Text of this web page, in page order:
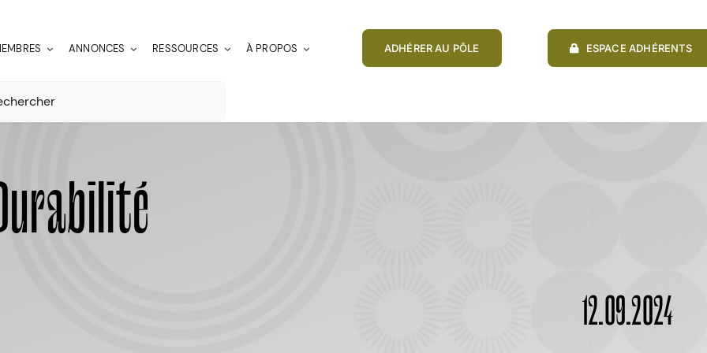
ANNONCES RESSOURCES À PROPOS ADHÉRER AU PÔLE ESPACE ADHÉRENTS
12.09.2024